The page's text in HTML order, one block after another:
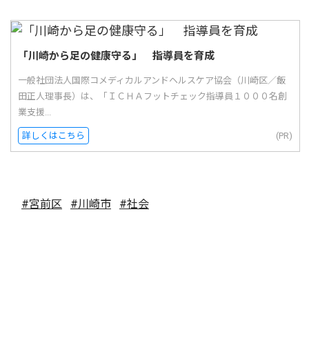
「川崎から足の健康守る」 指導員を育成
一般社団法人国際コメディカルアンドヘルスケア協会（川崎区／飯
田正人理事長）は、「ＩＣＨＡフットチェック指導員１０００名創
業支援...
詳しくはこちら (PR)
#宮前区 #川崎市 #社会